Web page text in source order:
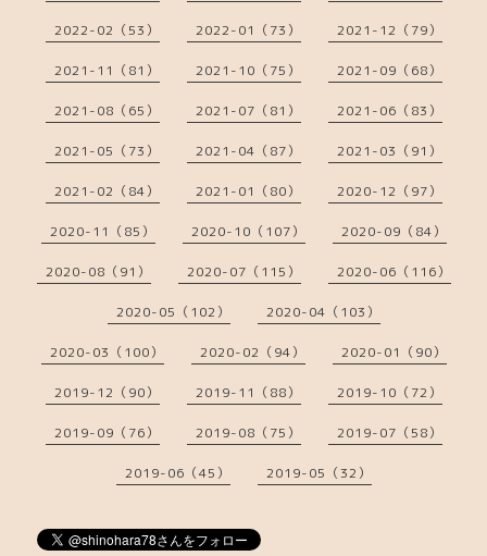
2022-02（53） 2022-01（73） 2021-12（79）
2021-11（81） 2021-10（75） 2021-09（68）
2021-08（65） 2021-07（81） 2021-06（83）
2021-05（73） 2021-04（87） 2021-03（91）
2021-02（84） 2021-01（80） 2020-12（97）
2020-11（85） 2020-10（107） 2020-09（84）
2020-08（91） 2020-07（115） 2020-06（116）
2020-05（102） 2020-04（103）
2020-03（100） 2020-02（94） 2020-01（90）
2019-12（90） 2019-11（88） 2019-10（72）
2019-09（76） 2019-08（75） 2019-07（58）
2019-06（45） 2019-05（32）